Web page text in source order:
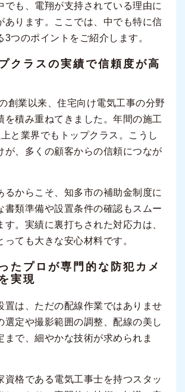
でも、電翔が支持されている理由に
あります。ここでは、中でも特に信
3つのポイントをご紹介します。
クラスの実績で信頼度が高
創業以来、住宅向け電気工事の分野
を積み重ねてきました。年間の施工
と業界でもトップクラス。こうし
が、多くの顧客からの信頼につなが
るからこそ、知多市の補助金制度に
書類準備や設置条件の確認もスムー
す。実績に裏打ちされた対応力は、
っても大きな安心材料です。
たプロが専門的な防犯カメ
実現
置は、ただの配線作業ではありませ
選定や撮影範囲の調整、配線の美し
まで、細やかな技術が求められま
資格である電気工事士を持つスタッ